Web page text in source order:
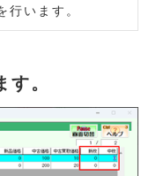
行います。
。